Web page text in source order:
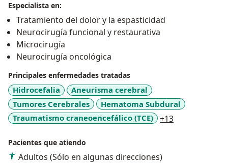
Parkinson, temblor esencial, Meige, Distonia) , Cirugia
Funcional de las Epilepsias( EstereoEEG, Callosotomia,
Lobectomias , Amigdalo-hipocampectomia,
Estimulador Vagal, DBS), Neurocirugia funcional de los
trastornos Psiquiatricos(Agresividad, depresion, TOC,
Gilles de la Tourette) y Cirugia Oncologica(Tecnicas de
Nueronavegacion, Despertar intraoperatorio,
estimulacion Cortical intraoperatoria;Microcirugia) .
Ha realizado mas de 3000 cirugias del sistema
nervioso y columna, 520 Cirugias Funcionales (DBS),
de Epilepsia, entre otras.
Especialista en:
Tratamiento del dolor y la espasticidad
Neurocirugía funcional y restaurativa
Microcirugía
Neurocirugía oncológica
Principales enfermedades tratadas
Hidrocefalia
Aneurisma cerebral
Tumores Cerebrales
Hematoma Subdural
Traumatismo craneoencefálico (TCE)
+13
Pacientes que atiendo
Adultos (Sólo en algunas direcciones)